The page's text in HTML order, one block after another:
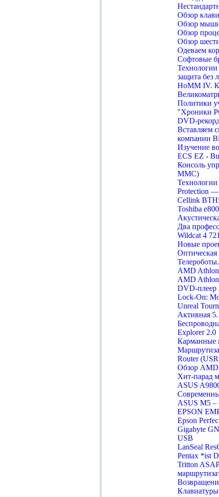
Обзор
Обзор мыши
Обзор
Обзор
Одеваем
Софтовые
защита без
HoMM IV.
Политики
"Хроники
DVD-
Вставляем
компании
Изучение
ECS EZ -
Консоль
MMC)
Protection —
Cellink
Toshiba
Два
Wildcat 4
Новые
AMD Athlon
AMD
DVD-
Lock-On:
Unreal
Активная
Explorer 2.0
Карманные
Router
Обзор
Хит-парад
ASUS
ASUS M5 –
EPSON
Epson
Gigabyte
USB
LanSeal
Pentax *ist
Tritton